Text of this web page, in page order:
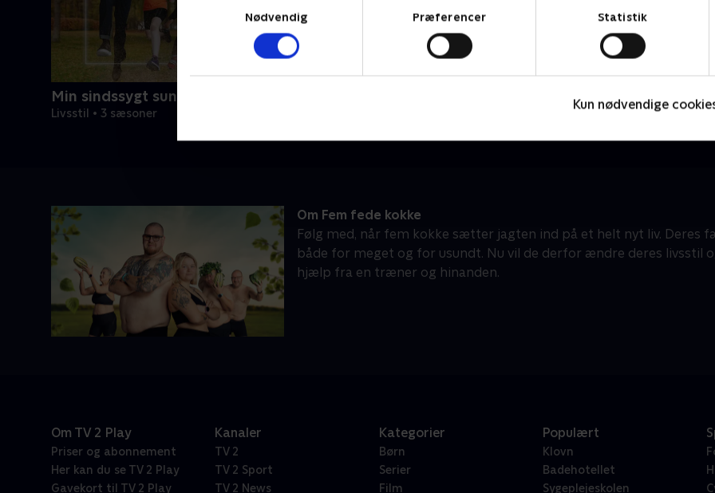
Nødvendig
Præferencer Statistik
Kun nødvendige
Min sindssygt sunde familie
Livsstil • 3 sæsoner
Om Fem fede kokke
Følg med, når fem kokke sætter jagten ind på et helt nyt liv. Deres
både for meget og for usundt. Nu vil de derfor ændre deres livsstil
hjælp fra en træner og hinanden.
Om TV 2 Play
Priser og abonnement
Her kan du se TV 2 Play
Gavekort til TV 2 Play
Kanaler
TV 2
TV 2 Sport
TV 2 News
Kategorier
Børn
Serier
Film
Populært
Klovn
Badehotellet
Sygeplejeskolen